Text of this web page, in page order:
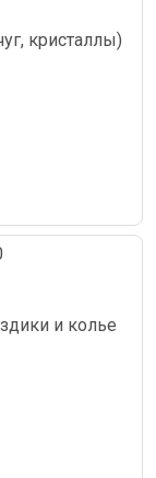
кристаллы)
и колье